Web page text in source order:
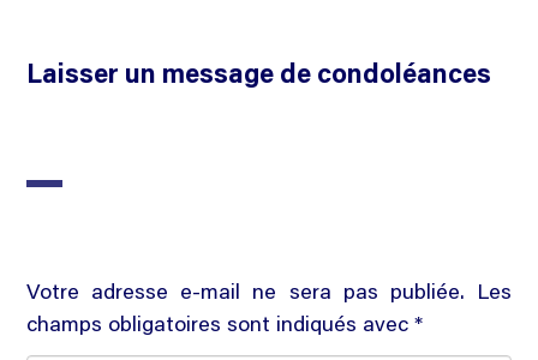
Laisser un message de condoléances
Votre adresse e-mail ne sera pas publiée. Les
champs obligatoires sont indiqués avec *